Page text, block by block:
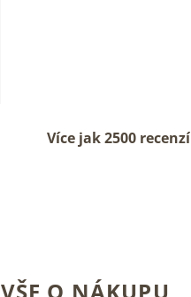
Více jak 2500 recenzí